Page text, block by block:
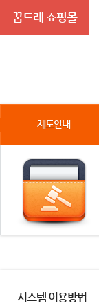
꿈드래 쇼핑몰
제도안내
시스템 이용방법